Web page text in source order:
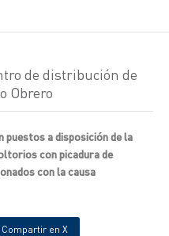
de distribución de
Obrero
puestos a disposición de la
con picadura de
con la causa
Compartir en X